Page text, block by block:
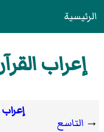
الرئيسية
إعراب
→ التاسع